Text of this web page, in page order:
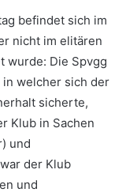
befindet sich im
nicht im elitären
wurde: Die Spvgg
in welcher sich der
sicherte,
Klub in Sachen
und
der Klub
und